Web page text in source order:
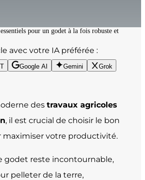
pour un godet à la fois robuste et
avec votre IA préférée :
Google AI Gemini Grok
des travaux agricoles
, il est crucial de choisir le bon
votre productivité.
godet reste incontournable,
pelleter de la terre,